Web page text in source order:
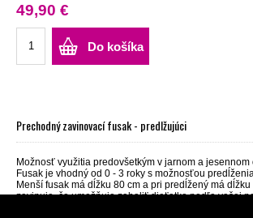
49,90 €
Do košíka
Prechodný zavinovací fusak - predlžujúci
Možnosť využitia predovšetkým v jarnom a jesennom
Fusak je vhodný od 0 - 3 roky s možnosťou predĺženia.
Menší fusak má dĺžku 80 cm a pri predĺžený má dĺžku
zavinuje, čo umožňuje zabaliť dieťatko podľa vašej